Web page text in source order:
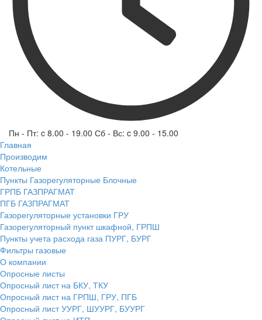
Пн - Пт: c 8.00 - 19.00 Сб - Вс: c 9.00 - 15.00
Главная
Производим
Котельные
Пункты Газорегуляторные Блочные
ГРПБ ГАЗПРАГМАТ
ПГБ ГАЗПРАГМАТ
Газорегуляторные установки ГРУ
Газорегуляторный пункт шкафной, ГРПШ
Пункты учета расхода газа ПУРГ, БУРГ
Фильтры газовые
О компании
Опросные листы
Опросный лист на БКУ, ТКУ
Опросный лист на ГРПШ, ГРУ, ПГБ
Опросный лист УУРГ, ШУУРГ, БУУРГ